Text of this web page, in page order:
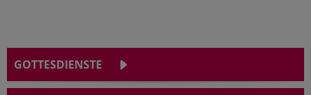
GOTTESDIENSTE